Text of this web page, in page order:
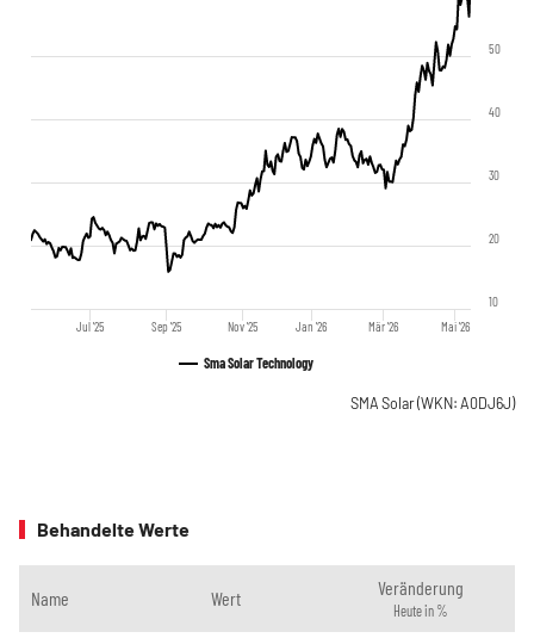
Sma Solar Technology
Jul '25 Sep '25 Nov '25 Jan '26 Mär '26 Mai '26
10
20
30
40
50
SMA Solar(WKN: A0DJ6J)
Behandelte Werte
Name Wert Veränderung
Heute in %